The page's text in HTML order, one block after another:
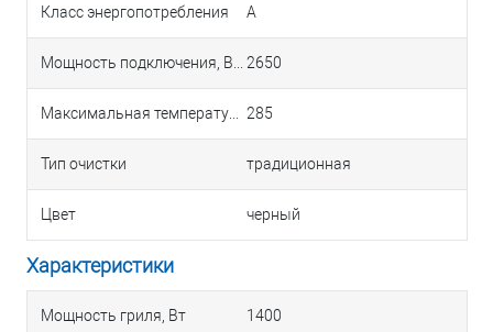
Класс энергопотребления A
2650
285
Тип очистки традиционная
Цвет черный
Характеристики
Мощность гриля, Вт 1400